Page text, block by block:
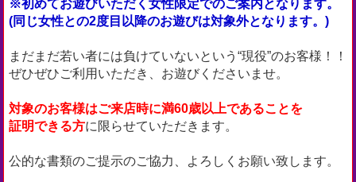
※初めてお遊びいただく女性限定でのご案内となります。
(同じ女性との2度目以降のお遊びは対象外となります。)
まだまだ若い者には負けていないという“現役”のお客様！！
ぜひぜひご利用いただき、お遊びくださいませ。
対象のお客様はご来店時に満60歳以上であることを
証明できる方に限らせていただきます。
公的な書類のご提示のご協力、よろしくお願い致します。